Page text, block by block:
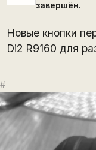
завершён.
Новые кнопки
Di2 R9160 для
#